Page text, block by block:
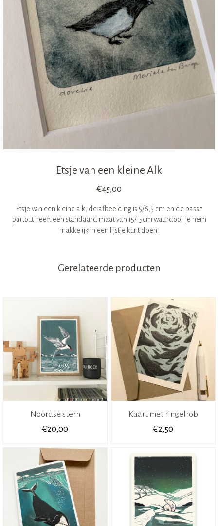
Etsje van een kleine Alk
€45,00
Etsje van een kleine alk, de afbeelding is 5/6,5 cm en de passe
partout heeft een standaard maat van 15/15cm waardoor je hem
makkelijk in een lijstje kunt doen.
Gerelateerde producten
Noordse stern
€20,00
Kaart met ringelrob
€2,50